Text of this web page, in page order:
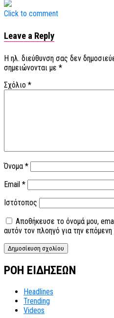
Click to comment
Leave a Reply
Η ηλ. διεύθυνση σας δεν
σημειώνονται με *
Σχόλιο *
Όνομα *
Email *
Ιστότοπος
Αποθήκευσε το όνομά μου,
αυτόν τον πλοηγό για την
ΡΟΗ ΕΙΔΗΣΕΩΝ
Headlines
Trending
Videos